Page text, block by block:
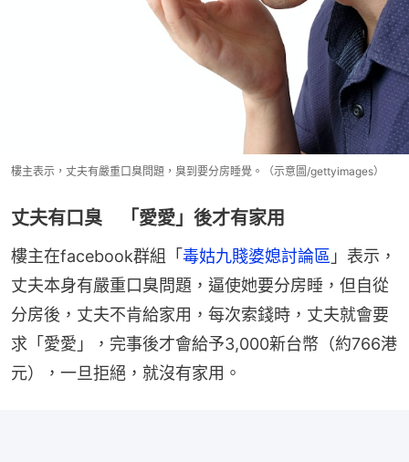
樓主表示，丈夫有嚴重口臭問題，臭到要分房睡覺。（示意圖/gettyimages）
丈夫有口臭 「愛愛」後才有家用
樓主在facebook群組「 毒姑九賤婆媳討論區 」表示，
丈夫本身有嚴重口臭問題，逼使她要分房睡，但自從
分房後，丈夫不肯給家用，每次索錢時，丈夫就會要
求「愛愛」，完事後才會給予3,000新台幣（約766港
元），一旦拒絕，就沒有家用。